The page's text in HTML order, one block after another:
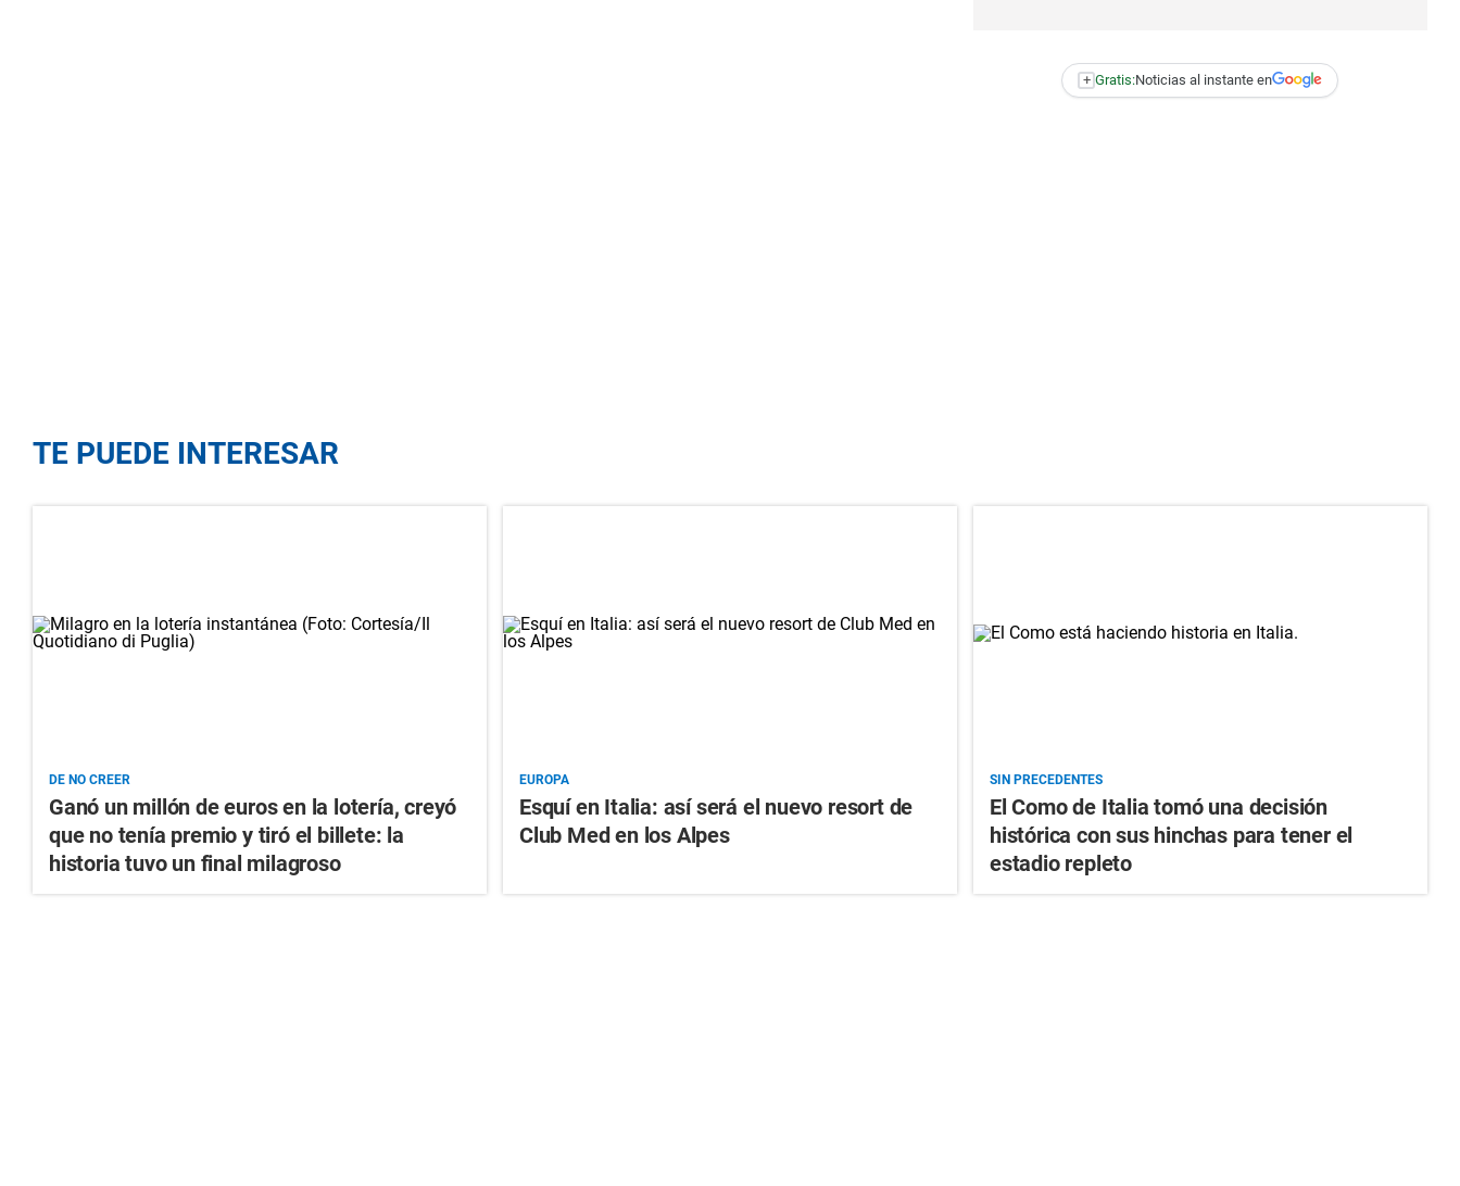
+ Gratis:Noticias al instante en
TE PUEDE INTERESAR
DE NO CREER
Ganó un millón de euros en la lotería, creyó
que no tenía premio y tiró el billete: la
historia tuvo un final milagroso
EUROPA
Esquí en Italia: así será el nuevo resort de
Club Med en los Alpes
SIN PRECEDENTES
El Como de Italia tomó una decisión
histórica con sus hinchas para tener el
estadio repleto